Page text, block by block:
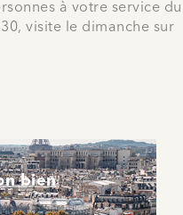
à votre service du
visite le dimanche sur
bien